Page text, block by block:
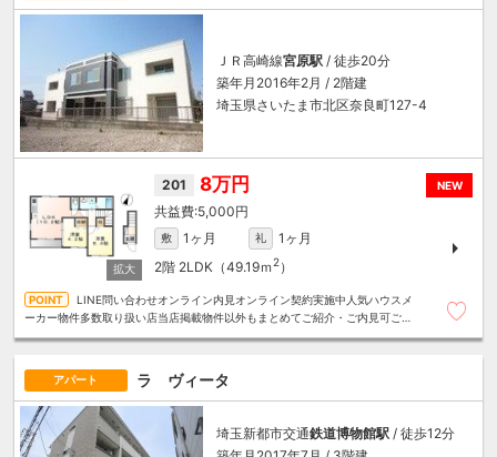
ＪＲ高崎線宮原駅 / 徒歩20分
築年月2016年2月 / 2階建
埼玉県さいたま市北区奈良町127-4
NEW
201 8万円
5,000円
敷 1ヶ月 礼
1ヶ月
2階 2LDK（49.19ｍ 2）
LINE問い合わせオンライン内見オンライン契約実施中人気ハウスメ
ーカー物件多数取り扱い店当店掲載物件以外もまとめてご紹介・ご内見可ご予
アパート ラ ヴィータ
埼玉新都市交通鉄道博物館駅 / 徒歩12分